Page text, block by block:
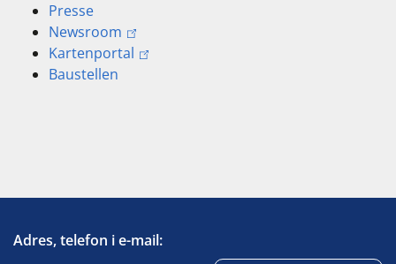
Presse
Newsroom
Kartenportal
Baustellen
Adres, telefon i e-mail: